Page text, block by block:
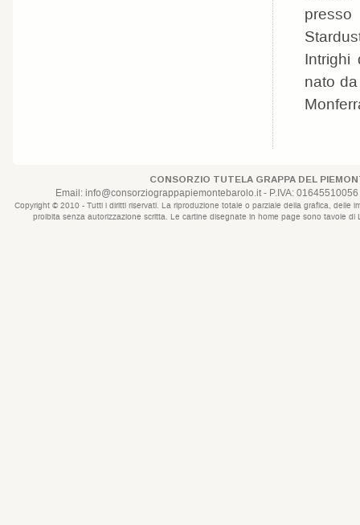
presso
Intrighi
nato
CONSORZIO TUTELA GRAPPA DEL
Email: info@consorziograppapiemontebarolo.it- P.IVA:
Copyright © 2010 - Tutti i diritti riservati. La riproduzione totale o parziale della grafica,
proibita senza autorizzazione scritta. Le cartine disegnate in home page sono tavole